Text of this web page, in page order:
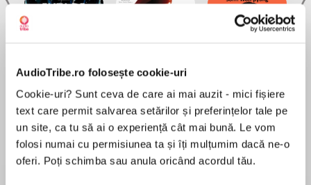
AudioTribe.ro folosește cookie-uri
Cookie-uri? Sunt ceva de care ai mai auzit - mici fișiere
text care permit salvarea setărilor și preferințelor tale pe
un site, ca tu să ai o experiență cât mai bună. Le vom
folosi numai cu permisiunea ta și îți mulțumim dacă ne-o
oferi. Poți schimba sau anula oricând acordul tău.
de...
Dani Francis
la...
Lauren Weisberger Sohn Won-pyung